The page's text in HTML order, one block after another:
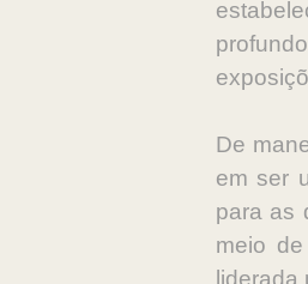
De
em ser
para as
meio